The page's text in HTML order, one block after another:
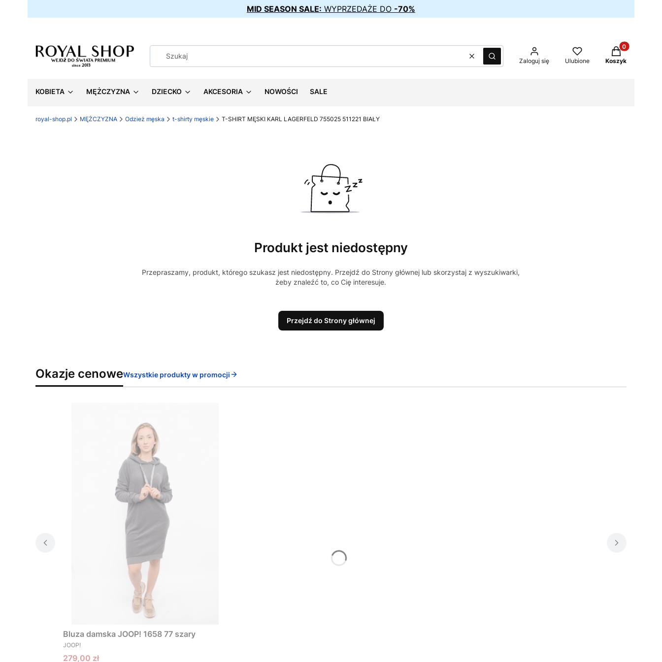
MID SEASON SALE: WYPRZEDAŻE DO -70%
WyczyśćSzukaj Zaloguj się Ulubione
Produkty w
Koszyk
KOBIETA MĘŻCZYZNA DZIECKO AKCESORIA NOWOŚCI SALE
royal-shop.pl MĘŻCZYZNA Odzież męska t-shirty męskie T-SHIRT MĘSKI KARL LAGERFELD 755025 511221 BIAŁY
Produkt jest niedostępny
Przepraszamy, produkt, którego szukasz jest niedostępny. Przejdź do Strony głównej lub skorzystaj z wyszukiwarki,
żeby znaleźć to, co Cię interesuje.
Przejdź do Strony głównej
Okazje cenoweWszystkie produkty w promocji
Bluza damska JOOP! 1658 77 szary
PRODUCENT
JOOP!
Cena promocyjna
279,00 zł